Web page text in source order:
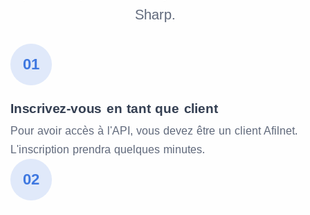
Sharp.
01
Inscrivez-vous en tant que client
Pour avoir accès à l'API, vous devez être un client Afilnet.
L'inscription prendra quelques minutes.
02